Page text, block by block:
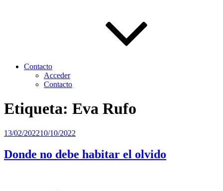
Contacto
Acceder
Contacto
Etiqueta: Eva Rufo
Publicado
13/02/202210/10/2022
Donde no debe habitar el olvido